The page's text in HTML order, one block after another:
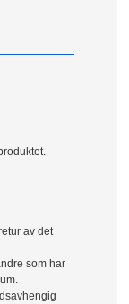
av det
som har